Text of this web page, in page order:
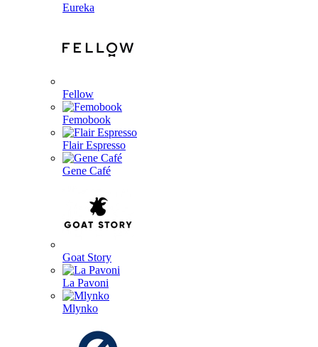
Eureka
Fellow
Femobook
Flair Espresso
Gene Café
Goat Story
La Pavoni
Mlynko